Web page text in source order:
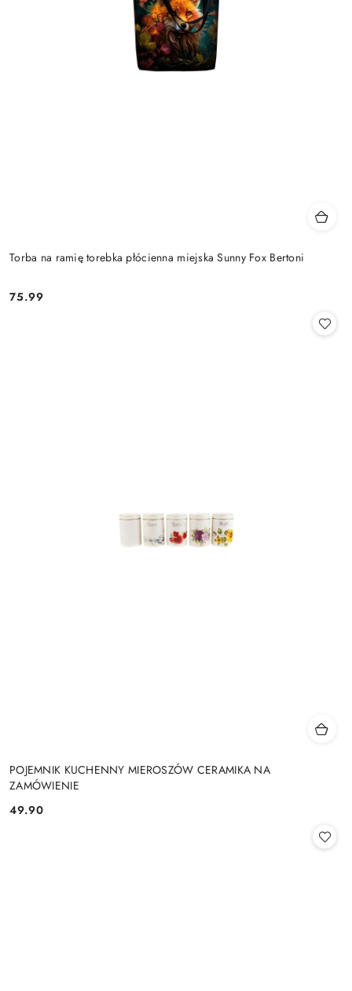
Torba na ramię torebka płócienna miejska Sunny Fox Bertoni
Cena:
75.99
POJEMNIK KUCHENNY MIEROSZÓW CERAMIKA NA
ZAMÓWIENIE
Cena:
49.90